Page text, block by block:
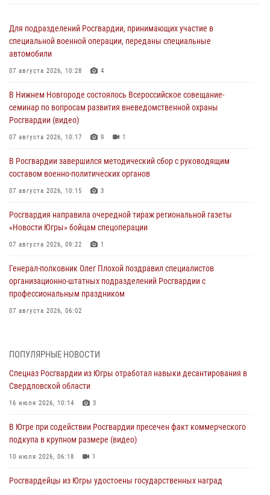
Для подразделений Росгвардии, принимающих участие в
специальной военной операции, переданы специальные
автомобили
07 августа 2026, 10:28 4
В Нижнем Новгороде состоялось Всероссийское совещание-
семинар по вопросам развития вневедомственной охраны
Росгвардии (видео)
07 августа 2026, 10:17 9 1
В Росгвардии завершился методический сбор с руководящим
составом военно-политических органов
07 августа 2026, 10:15 3
Росгвардия направила очередной тираж региональной газеты
«Новости Югры» бойцам спецоперации
07 августа 2026, 09:22 1
Генерал-полковник Олег Плохой поздравил специалистов
организационно-штатных подразделений Росгвардии с
профессиональным праздником
07 августа 2026, 06:02
Военнослужащие Росгвардии сбили дрон-разведчик ВСУ на южном
направлении
Офицеры Росгвардии и ветераны войск правопорядка почтили
память генерала армии Ивана Кирилловича Яковлева
ПОПУЛЯРНЫЕ НОВОСТИ
Спецназ Росгвардии из Югры отработал навыки десантирования в
Свердловской области
16 июля 2026, 10:14 3
В Югре при содействии Росгвардии пресечен факт коммерческого
подкупа в крупном размере (видео)
10 июля 2026, 06:18 1
Росгвардейцы из Югры удостоены государственных наград